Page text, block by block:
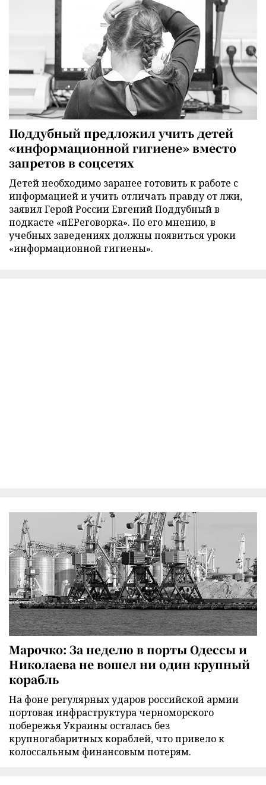
Поддубный предложил учить детей
«информационной гигиене» вместо
запретов в соцсетях
Детей необходимо заранее готовить к работе с
информацией и учить отличать правду от лжи,
заявил Герой России Евгений Поддубный в
подкасте «пЕРеговорка». По его мнению, в
учебных заведениях должны появиться уроки
«информационной гигиены».
Марочко: За неделю в порты Одессы и
Николаева не вошел ни один крупный
корабль
На фоне регулярных ударов российской армии
портовая инфраструктура черноморского
побережья Украины осталась без
крупногабаритных кораблей, что привело к
колоссальным финансовым потерям.